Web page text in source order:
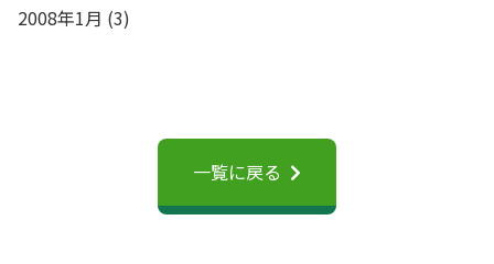
2008年1月 (3)
一覧に戻る